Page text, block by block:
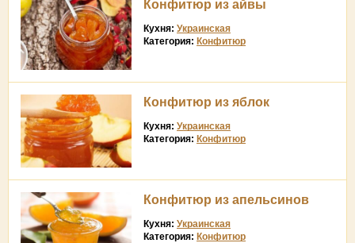
Конфитюр из айвы
Кухня: Украинская
Категория: Конфитюр
Конфитюр из яблок
Кухня: Украинская
Категория: Конфитюр
Конфитюр из апельсинов
Кухня: Украинская
Категория: Конфитюр